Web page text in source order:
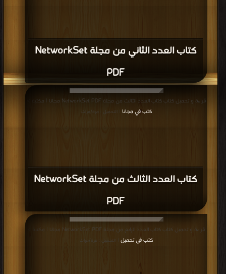
كتاب العدد الثاني من مجلة NetworkSet
PDF
كتاب العدد الثالث من مجلة NetworkSet
PDF
قراءة و تحميل كتاب كتاب العدد الثالث من مجلة NetworkSet PDF مجانا | مكتبة >
كتب في مجانا | التحميل : مرة/مرات
قراءة و تحميل كتاب كتاب العدد الرابع من مجلة NetworkSet PDF مجانا | مكتبة >
كتب في تحميل
| التحميل : مرة/مرات